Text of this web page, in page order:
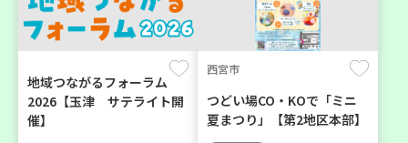
地域つながるフォーラム
2026【玉津 サテライト開
催】
西宮市
つどい場CO・KOで「ミニ
夏まつり」【第2地区本部】